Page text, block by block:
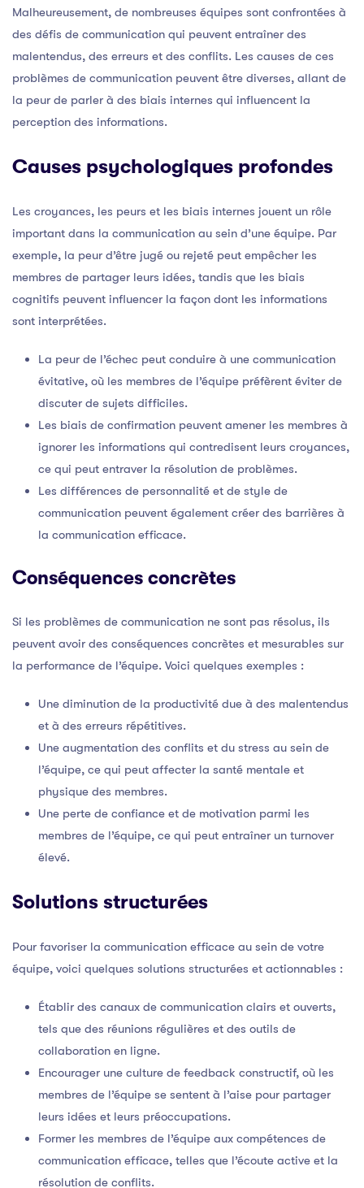
Malheureusement, de nombreuses équipes sont confrontées à
des défis de communication qui peuvent entraîner des
malentendus, des erreurs et des conflits. Les causes de ces
problèmes de communication peuvent être diverses, allant de
la peur de parler à des biais internes qui influencent la
perception des informations.
Causes psychologiques profondes
Les croyances, les peurs et les biais internes jouent un rôle
important dans la communication au sein d’une équipe. Par
exemple, la peur d’être jugé ou rejeté peut empêcher les
membres de partager leurs idées, tandis que les biais
cognitifs peuvent influencer la façon dont les informations
sont interprétées.
La peur de l’échec peut conduire à une communication
évitative, où les membres de l’équipe préfèrent éviter de
discuter de sujets difficiles.
Les biais de confirmation peuvent amener les membres à
ignorer les informations qui contredisent leurs croyances,
ce qui peut entraver la résolution de problèmes.
Les différences de personnalité et de style de
communication peuvent également créer des barrières à
la communication efficace.
Conséquences concrètes
Si les problèmes de communication ne sont pas résolus, ils
peuvent avoir des conséquences concrètes et mesurables sur
la performance de l’équipe. Voici quelques exemples :
Une diminution de la productivité due à des malentendus
et à des erreurs répétitives.
Une augmentation des conflits et du stress au sein de
l’équipe, ce qui peut affecter la santé mentale et
physique des membres.
Une perte de confiance et de motivation parmi les
membres de l’équipe, ce qui peut entraîner un turnover
élevé.
Solutions structurées
Pour favoriser la communication efficace au sein de votre
équipe, voici quelques solutions structurées et actionnables :
Établir des canaux de communication clairs et ouverts,
tels que des réunions régulières et des outils de
collaboration en ligne.
Encourager une culture de feedback constructif, où les
membres de l’équipe se sentent à l’aise pour partager
leurs idées et leurs préoccupations.
Former les membres de l’équipe aux compétences de
communication efficace, telles que l’écoute active et la
résolution de conflits.